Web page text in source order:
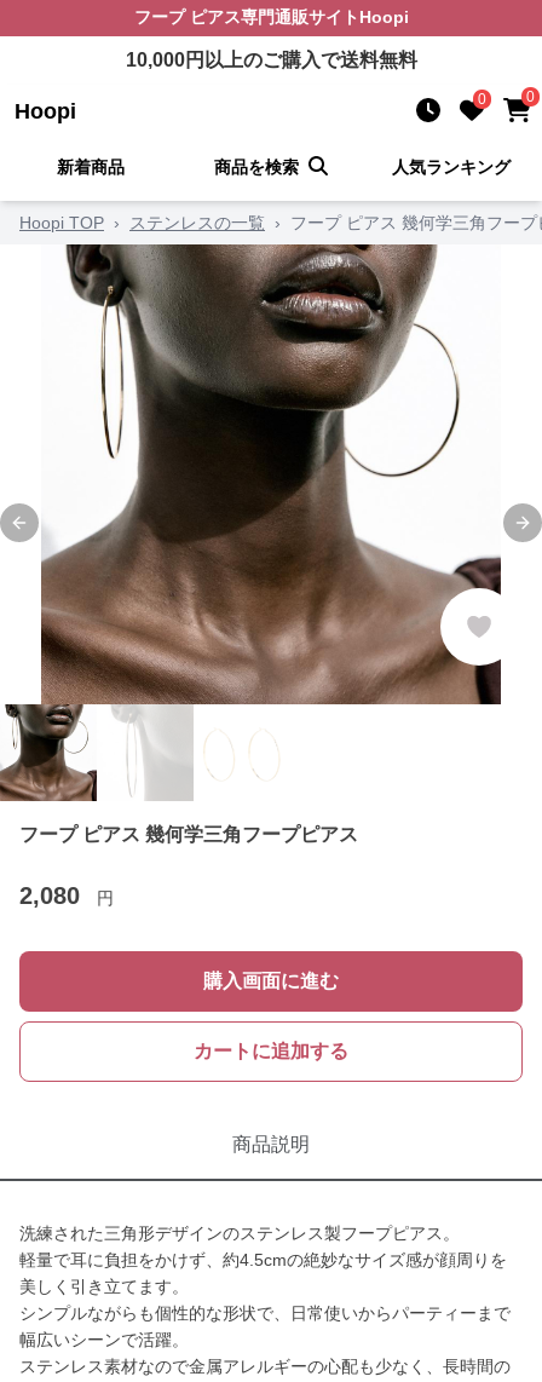
フープ ピアス専門通販サイト Hoopi
10,000円以上のご購入で送料無料
Hoopi 0 0
新着商品 商品を検索 人気ランキング
Hoopi TOP › ステンレスの一覧 › フープ ピアス 幾何学三角フープ
Previous slide
フープ ピアス 幾何学三角フープピアス
2,080 円
購入画面に進む
カートに追加する
商品説明
洗練された三角形デザインのステンレス製フープピアス。
軽量で耳に負担をかけず、約4.5cmの絶妙なサイズ感が顔周りを
美しく引き立てます。
シンプルながらも個性的な形状で、日常使いからパーティーまで
幅広いシーンで活躍。
ステンレス素材なので金属アレルギーの心配も少なく、長時間の